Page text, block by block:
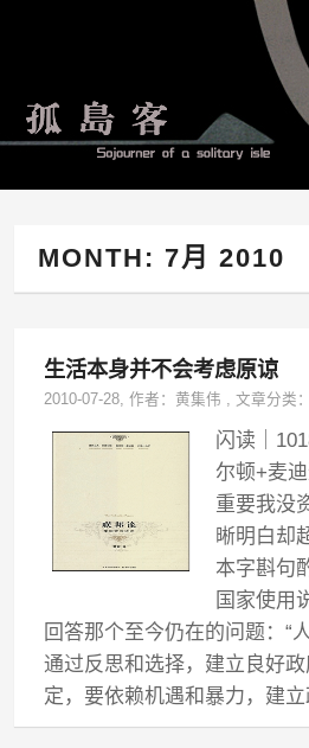
MONTH: 7月 2010
生活本身并不会考虑原谅
2010-07-28, 作者：黄集伟 ,文章分类
闪读｜
尔顿+麦
重要我没
晰明白却
本字斟句
国家使用
回答那个至今仍在的问题：“
通过反思和选择，建立良好
定，要依赖机遇和暴力，建立